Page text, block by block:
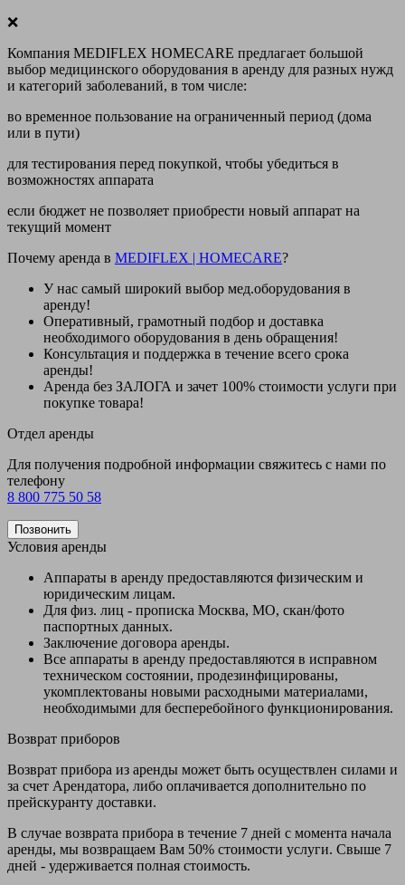
❌
Компания MEDIFLEX HOMECARE предлагает большой
выбор медицинского оборудования в аренду для разных нужд
и категорий заболеваний, в том числе:
во временное пользование на ограниченный период (дома
или в пути)
для тестирования перед покупкой, чтобы убедиться в
возможностях аппарата
если бюджет не позволяет приобрести новый аппарат на
текущий момент
Почему аренда в MEDIFLEX | HOMECARE?
У нас самый широкий выбор мед.оборудования в
аренду!
Оперативный, грамотный подбор и доставка
необходимого оборудования в день обращения!
Консультация и поддержка в течение всего срока
аренды!
Аренда без ЗАЛОГА и зачет 100% стоимости услуги при
покупке товара!
Отдел аренды
Для получения подробной информации свяжитесь с нами по
телефону
8 800 775 50 58
Позвонить
Условия аренды
Аппараты в аренду предоставляются физическим и
юридическим лицам.
Для физ. лиц - прописка Москва, МО, скан/фото
паспортных данных.
Заключение договора аренды.
Все аппараты в аренду предоставляются в исправном
техническом состоянии, продезинфицированы,
укомплектованы новыми расходными материалами,
необходимыми для бесперебойного функционирования.
Возврат приборов
Возврат прибора из аренды может быть осуществлен силами и
за счет Арендатора, либо оплачивается дополнительно по
прейскуранту доставки.
В случае возврата прибора в течение 7 дней с момента начала
аренды, мы возвращаем Вам 50% стоимости услуги. Свыше 7
дней - удерживается полная стоимость.